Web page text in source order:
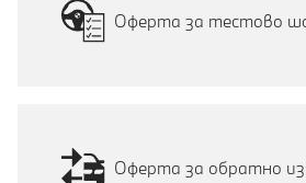
Оферта за тестово
Оферта за обратно